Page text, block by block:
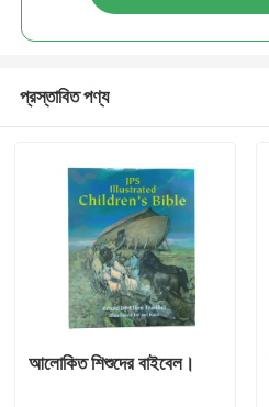
প্রস্তাবিত পণ্য
আলোকিত শিশুদের বাইবেল।